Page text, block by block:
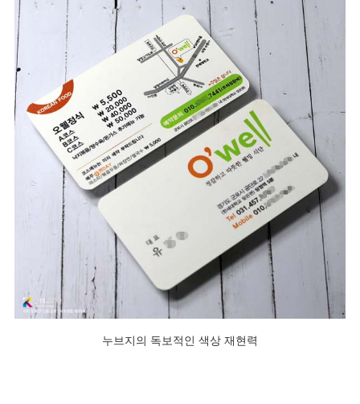
누브지의 독보적인 색상 재현력